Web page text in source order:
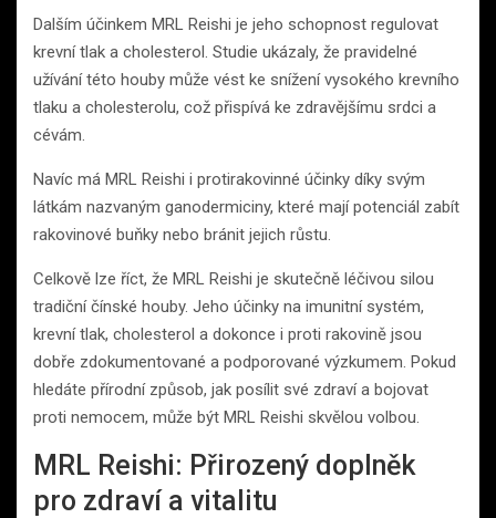
Dalším účinkem MRL Reishi je jeho schopnost regulovat
krevní tlak a cholesterol. Studie ukázaly, že pravidelné
užívání této houby může vést ke snížení vysokého krevního
tlaku a cholesterolu, což přispívá ke zdravějšímu srdci a
cévám.
Navíc má MRL Reishi i protirakovinné účinky díky svým
látkám nazvaným ganodermiciny, které mají potenciál zabít
rakovinové buňky nebo bránit jejich růstu.
Celkově lze říct, že MRL Reishi je skutečně léčivou silou
tradiční čínské houby. Jeho účinky na imunitní systém,
krevní tlak, cholesterol a dokonce i proti rakovině jsou
dobře zdokumentované a podporované výzkumem. Pokud
hledáte přírodní způsob, jak posílit své zdraví a bojovat
proti nemocem, může být MRL Reishi skvělou volbou.
MRL Reishi: Přirozený doplněk
pro zdraví a vitalitu